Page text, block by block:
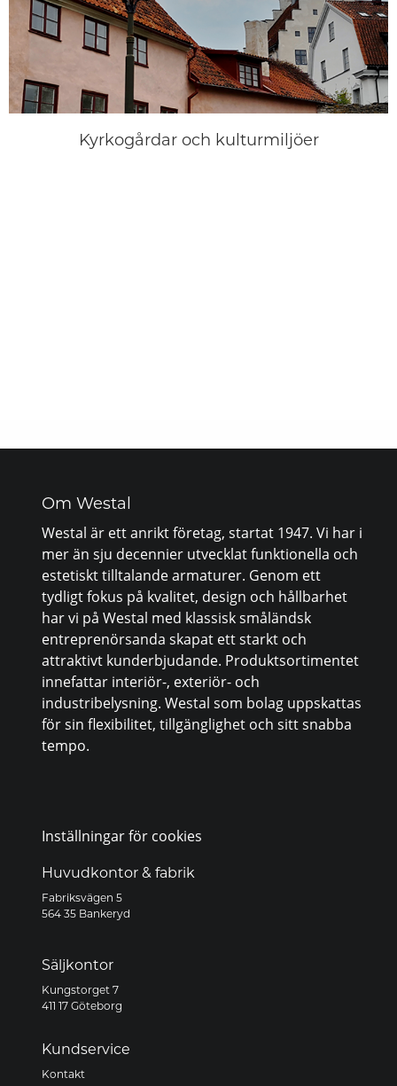
Kyrkogårdar och kulturmiljöer
Om Westal
Westal är ett anrikt företag, startat 1947. Vi har i
mer än sju decennier utvecklat funktionella och
estetiskt tilltalande armaturer. Genom ett
tydligt fokus på kvalitet, design och hållbarhet
har vi på Westal med klassisk småländsk
entreprenörsanda skapat ett starkt och
attraktivt kunderbjudande. Produktsortimentet
innefattar interiör-, exteriör- och
industribelysning. Westal som bolag uppskattas
för sin flexibilitet, tillgänglighet och sitt snabba
tempo.
Inställningar för cookies
Huvudkontor & fabrik
Fabriksvägen 5
564 35 Bankeryd
Säljkontor
Kungstorget 7
411 17 Göteborg
Kundservice
Kontakt